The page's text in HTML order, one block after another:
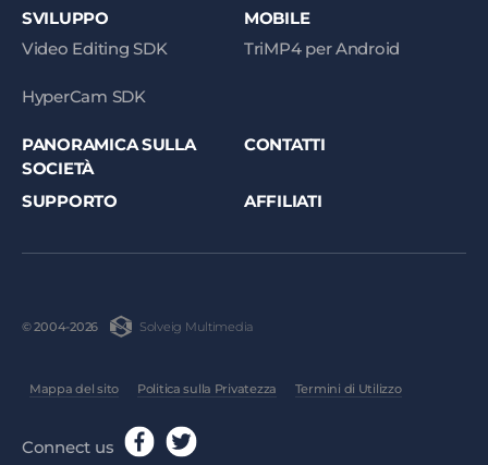
SVILUPPO
Video Editing SDK
HyperCam SDK
MOBILE
TriMP4 per Android
PANORAMICA SULLA
SOCIETÀ
CONTATTI
SUPPORTO AFFILIATI
© 2004-2026 Solveig Multimedia
Mappa del sito Politica sulla Privatezza Termini di Utilizzo
Connect us